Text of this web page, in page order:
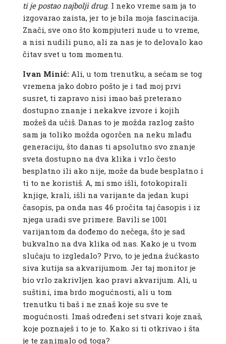
ti je postao najbolji drug. I neko vreme sam ja to
izgovarao zaista, jer to je bila moja fascinacija.
Znači, sve ono što kompjuteri nude u to vreme,
a nisi nudili puno, ali za nas je to delovalo kao
čitav svet u tom momentu.
Ivan Minić:Ali, u tom trenutku, a sećam se tog
vremena jako dobro pošto je i tad moj prvi
susret, ti zapravo nisi imao baš preterano
dostupno znanje i nekakve izvore i kojih
možeš da učiš. Danas to je možda razlog zašto
sam ja toliko možda ogorčen na neku mlađu
generaciju, što danas ti apsolutno svo znanje
sveta dostupno na dva klika i vrlo često
besplatno ili ako nije, može da bude besplatno i
ti to ne koristiš. A, mi smo išli, fotokopirali
knjige, krali, išli na varijante da jedan kupi
časopis, pa onda nas 46 pročita taj časopis i iz
njega uradi sve primere. Bavili se 1001
varijantom da dođemo do nečega, što je sad
bukvalno na dva klika od nas. Kako je u tvom
slučaju to izgledalo? Prvo, to je jedna žućkasto
siva kutija sa akvarijumom. Jer taj monitor je
bio vrlo zakrivljen kao pravi akvarijum. Ali, u
suštini, ima brdo mogućnosti, ali u tom
trenutku ti baš i ne znaš koje su sve te
mogućnosti. Imaš određeni set stvari koje znaš,
koje poznaješ i to je to. Kako si ti otkrivao i šta
je te zanimalo od toga?